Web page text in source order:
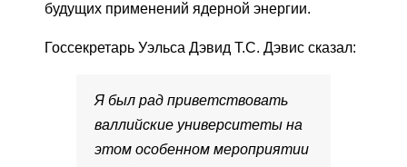
будущих применений ядерной энергии.
Госсекретарь Уэльса Дэвид Т.С. Дэвис сказал:
Я был рад приветствовать
валлийские университеты на
этом особенном мероприятии